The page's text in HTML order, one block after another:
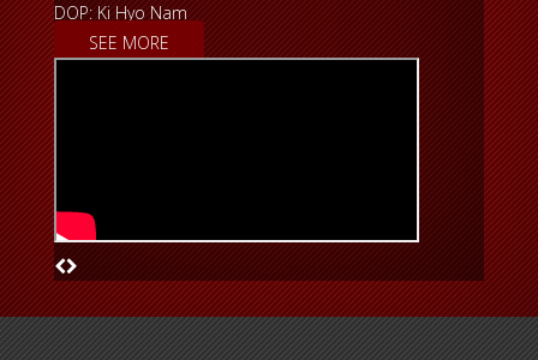
DOP: Ki Hyo Nam
SEE MORE